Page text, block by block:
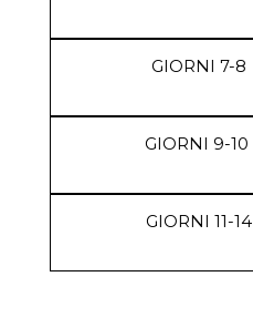
GIORNI 7-8
GIORNI 9-10
GIORNI 11-14